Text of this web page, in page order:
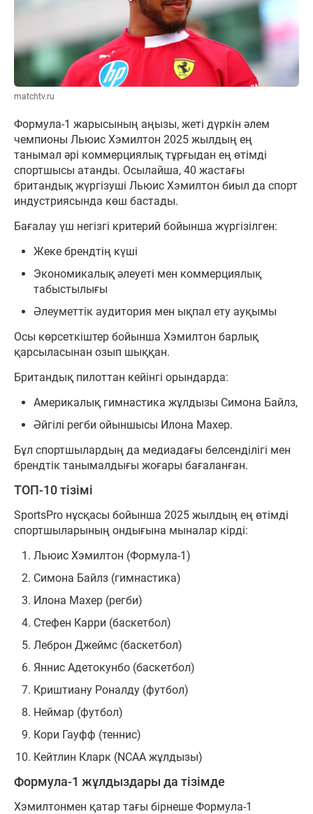
matchtv.ru
Формула-1 жарысының аңызы, жеті дүркін әлем
чемпионы Льюис Хэмилтон 2025 жылдың ең
танымал әрі коммерциялық тұрғыдан ең өтімді
спортшысы атанды. Осылайша, 40 жастағы
британдық жүргізуші Льюис Хэмилтон биыл да спорт
индустриясында көш бастады.
Бағалау үш негізгі критерий бойынша жүргізілген:
Жеке брендтің күші
Экономикалық әлеуеті мен коммерциялық
табыстылығы
Әлеуметтік аудитория мен ықпал ету ауқымы
Осы көрсеткіштер бойынша Хэмилтон барлық
қарсыласынан озып шыққан.
Британдық пилоттан кейінгі орындарда:
Америкалық гимнастика жұлдызы Симона Байлз,
Әйгілі регби ойыншысы Илона Махер.
Бұл спортшылардың да медиадағы белсенділігі мен
брендтік танымалдығы жоғары бағаланған.
ТОП-10 тізімі
SportsPro нұсқасы бойынша 2025 жылдың ең өтімді
спортшыларының ондығына мыналар кірді:
Льюис Хэмилтон (Формула-1)
Симона Байлз (гимнастика)
Илона Махер (регби)
Стефен Карри (баскетбол)
Леброн Джеймс (баскетбол)
Яннис Адетокунбо (баскетбол)
Криштиану Роналду (футбол)
Неймар (футбол)
Кори Гауфф (теннис)
Кейтлин Кларк (NCAA жұлдызы)
Формула-1 жұлдыздары да тізімде
Хэмилтонмен қатар тағы бірнеше Формула-1